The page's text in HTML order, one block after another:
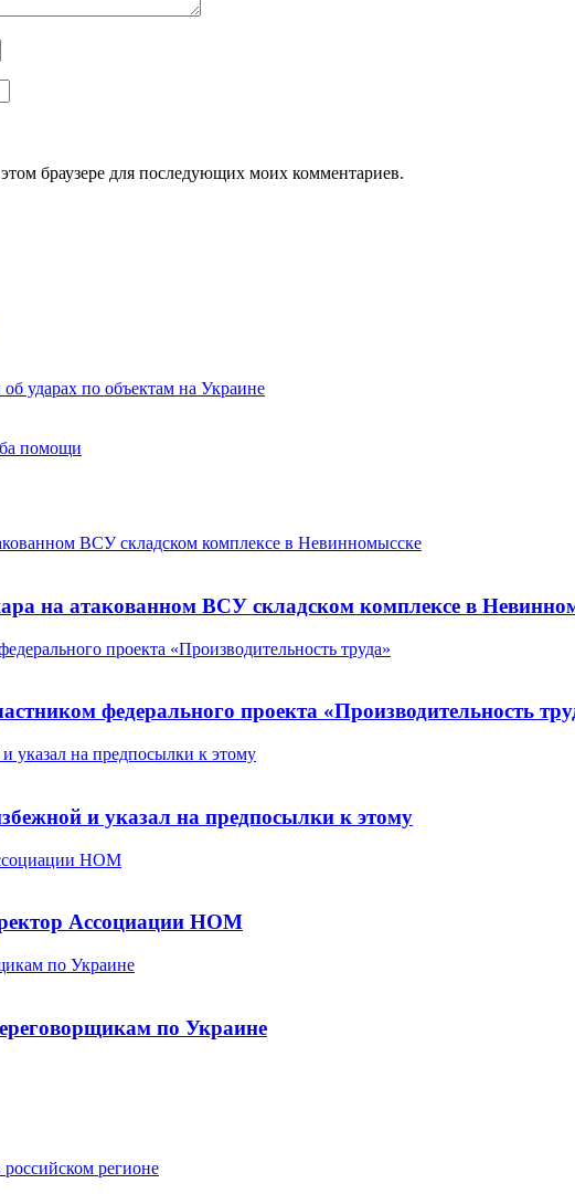
браузере для последующих моих комментариев.
ударах по объектам на Украине
помощи
ВСУ складском комплексе в Невинномысске
на атакованном ВСУ складском комплексе в
проекта «Производительность труда»
федерального проекта «Производительность
указал на предпосылки к этому
и указал на предпосылки к этому
НОМ
Ассоциации НОМ
по Украине
по Украине
регионе